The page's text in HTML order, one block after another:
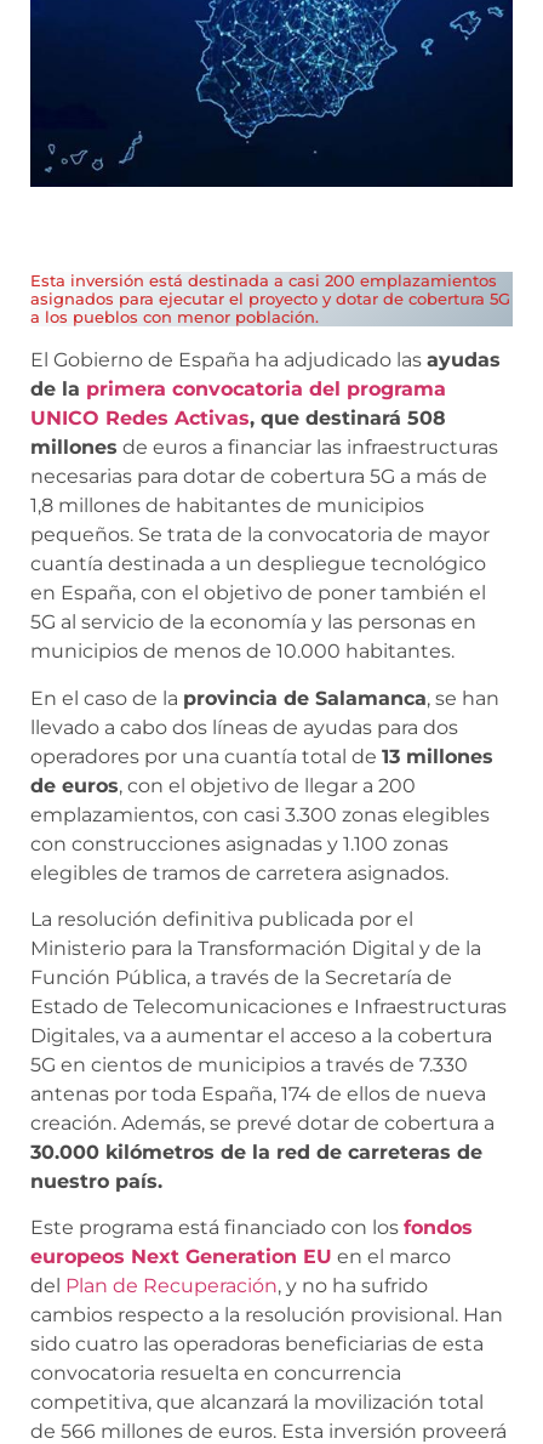
Esta inversión está destinada a casi 200 emplazamientos
asignados para ejecutar el proyecto y dotar de cobertura 5G
a los pueblos con menor población.
El Gobierno de España ha adjudicado las ayudas
de la primera convocatoria del programa
UNICO Redes Activas, que destinará 508
millones de euros a financiar las infraestructuras
necesarias para dotar de cobertura 5G a más de
1,8 millones de habitantes de municipios
pequeños. Se trata de la convocatoria de mayor
cuantía destinada a un despliegue tecnológico
en España, con el objetivo de poner también el
5G al servicio de la economía y las personas en
municipios de menos de 10.000 habitantes.
En el caso de la provincia de Salamanca, se han
llevado a cabo dos líneas de ayudas para dos
operadores por una cuantía total de 13 millones
de euros, con el objetivo de llegar a 200
emplazamientos, con casi 3.300 zonas elegibles
con construcciones asignadas y 1.100 zonas
elegibles de tramos de carretera asignados.
La resolución definitiva publicada por el
Ministerio para la Transformación Digital y de la
Función Pública, a través de la Secretaría de
Estado de Telecomunicaciones e Infraestructuras
Digitales, va a aumentar el acceso a la cobertura
5G en cientos de municipios a través de 7.330
antenas por toda España, 174 de ellos de nueva
creación. Además, se prevé dotar de cobertura a
30.000 kilómetros de la red de carreteras de
nuestro país.
Este programa está financiado con los fondos
europeos Next Generation EU en el marco
del Plan de Recuperación, y no ha sufrido
cambios respecto a la resolución provisional. Han
sido cuatro las operadoras beneficiarias de esta
convocatoria resuelta en concurrencia
competitiva, que alcanzará la movilización total
de 566 millones de euros. Esta inversión proveerá